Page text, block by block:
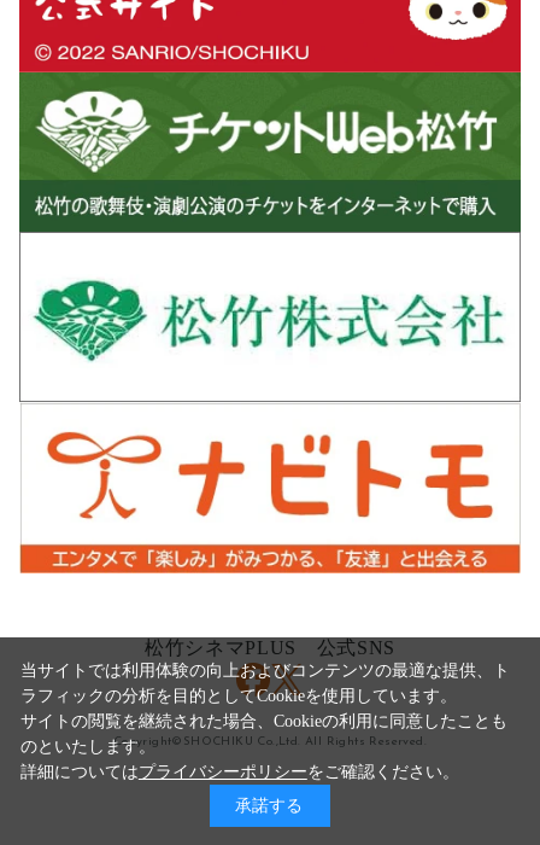
松竹シネマPLUS 公式SNS
Copyright©SHOCHIKU Co.,Ltd. All Rights Reserved.
当サイトでは利用体験の向上およびコンテンツの最適な提供、ト
ラフィックの分析を目的としてCookieを使用しています。
サイトの閲覧を継続された場合、Cookieの利用に同意したことも
のといたします。
詳細についてはプライバシーポリシーをご確認ください。
承諾する